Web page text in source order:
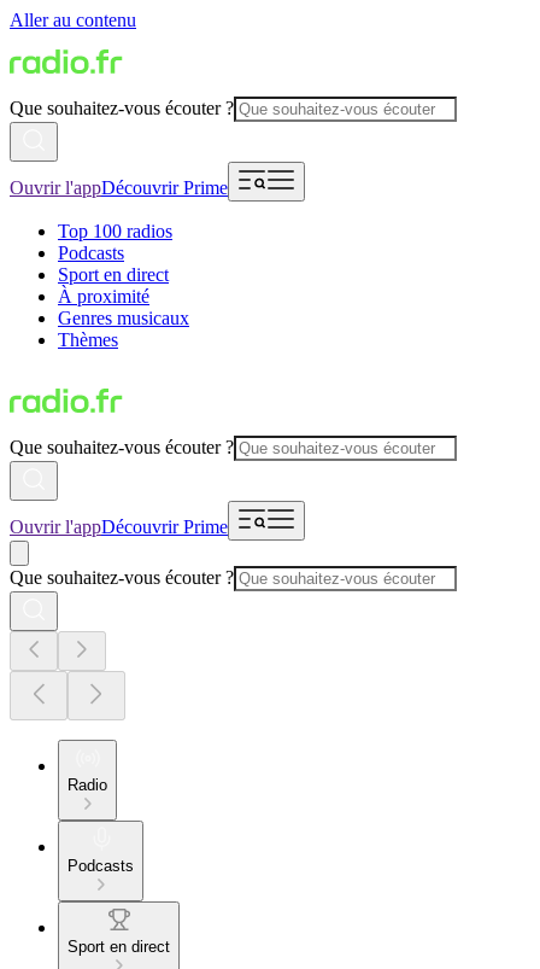
Aller au contenu
Que souhaitez-vous écouter ?
Ouvrir l'appDécouvrir Prime
Top 100 radios
Podcasts
Sport en direct
À proximité
Genres musicaux
Thèmes
Que souhaitez-vous écouter ?
Ouvrir l'appDécouvrir Prime
Que souhaitez-vous écouter ?
Radio
Podcasts
Sport en direct